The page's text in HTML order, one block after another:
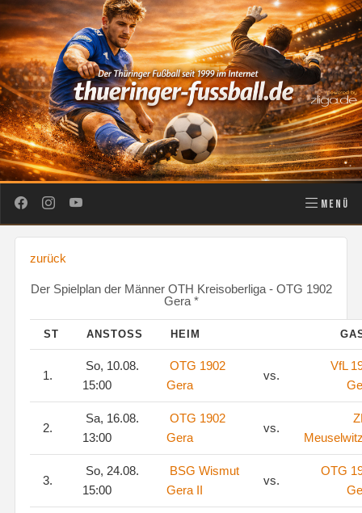
MENÜ
zurück
Der Spielplan der Männer OTH Kreisoberliga - OTG 1902
Gera *
ST ANSTOSS HEIM
1.
So, 10.08.
15:00
OTG 1902
Gera
vs.
VfL
2.
Sa, 16.08.
13:00
OTG 1902
Gera
vs.
3.
So, 24.08.
15:00
BSG Wismut
Gera II
vs.
OTG